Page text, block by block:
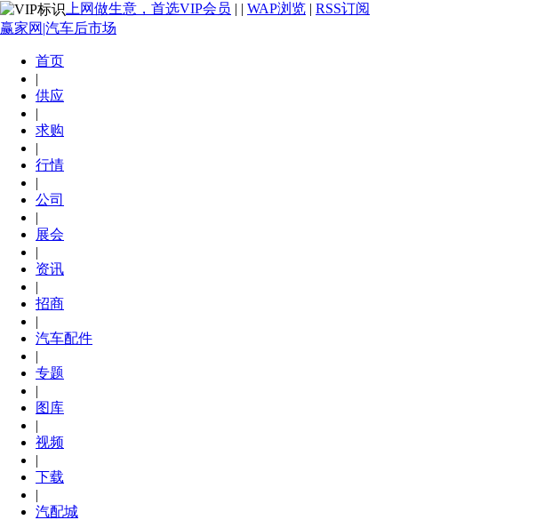
上网做生意，首选VIP会员 | | WAP浏览 | RSS订阅
赢家网|汽车后市场
首页
|
供应
|
求购
|
行情
|
公司
|
展会
|
资讯
|
招商
|
汽车配件
|
专题
|
图库
|
视频
|
下载
|
汽配城